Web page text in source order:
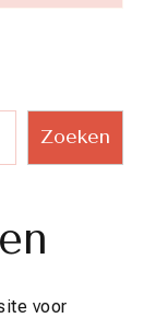
Zoeken
voor